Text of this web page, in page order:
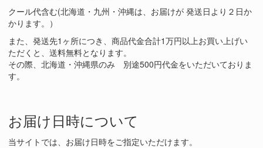
クール代含む(北海道・九州・沖縄は、お届けが 発送日より２日か
かります。）
また、発送先1ヶ所につき、商品代金合計1万円以上お買い上げい
ただくと、送料無料となります。
その際、北海道・沖縄県のみ 別途500円代金をいただいておりま
す。
お届け日時について
当サイトでは、お届け日時をご指定いただけます。